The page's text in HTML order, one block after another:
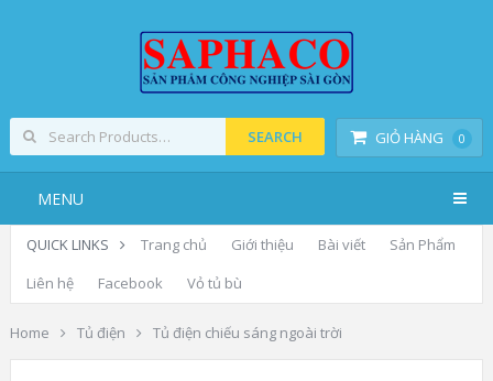
GIỎ HÀNG 0
SEARCH
MENU
QUICK LINKS Trang chủ Giới thiệu Bài viết
Sản Phẩm
Liên hệ
Facebook Vỏ tủ bù
Home Tủ điện Tủ điện chiếu sáng ngoài trời